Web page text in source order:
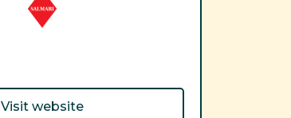
Visit website